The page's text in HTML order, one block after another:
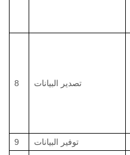
8 تصدير البيانات
9
توفير البيانات